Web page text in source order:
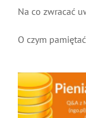
Symbole
Media
OTWP
PNWM
Kultura
Orkiestry
Sport
Floriany
System OSP
Forum
Poradnik
Na co zwracać
O czym